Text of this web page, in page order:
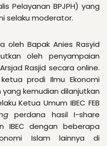
Pelayanan BPJPH) yang
selaku moderator.
oleh Bapak Anies Rasyid
oleh penyampaian
Rasjid secara online.
prodi Ilmu Ekonomi
yang kemudian dilanjutkan
Ketua Umum IBEC FEB
perdana hasil I-share
IBEC dengan beberapa
Islam lainnya di